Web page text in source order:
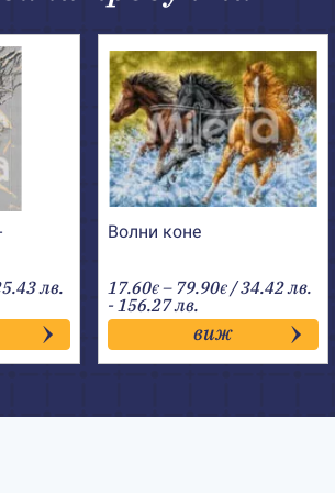
лв.
Волни коне
17.60€ – 79.90€Price
range:
17.60€
through
79.90€
/ 34.42 лв.
- 156.27 лв.
виж